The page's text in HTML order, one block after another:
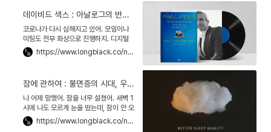
의 마케팅 전략 말이야. 이 개념을 창안한
사람이 바로 장 노엘 캐퍼러Jean-Noël
Kapferer 파리 경영대학HEC paris 교
수야.
데이비드 색스 : 아날로그의 반격 5년, 그래도 아날로그가 미래인 이유
코로나가 다시 심해지고 있어. 모임이나
미팅도 전부 화상으로 진행하지. 디지털
직장이 대세야. 그런데 문득, 아날로그는
어떻게 될지 궁금했어. 나는 재택근무보
책을 건네줬어. "팬데믹으로 아날로그가
죽지는 않을 거"라면서. 왜, 계속 배달 음
식만 먹다 보면 식당 가고 싶은 날이 생기
잖아. 그거랑 똑같대.
https://www.longblack.co/note/214
잠에 관하여 : 불면증의 시대, 우리는 왜 잠을 자야 할까
나 어제 망했어. 잠을 너무 설쳤어. 새벽 1
시에 나도 모르게 눈을 떴는데, 잠이 안 오
는 거야. 억지로 자려고 누웠더니 더 정신
이 맑아지는 거 있지. 결국 세 시간 잔 채
https://www.longblack.co/note/220